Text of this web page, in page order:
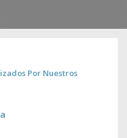
Por Nuestros